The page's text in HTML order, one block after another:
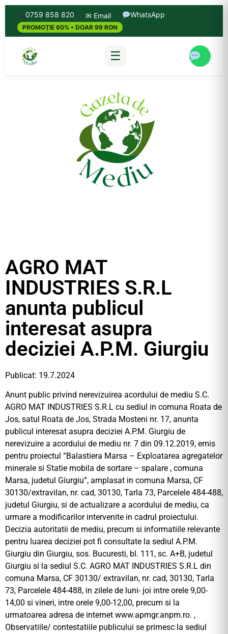
0759 858 820 ✉ Email WhatsApp
PROMOȚIE 60% • DOAR 99 RON
☰
AGRO MAT
INDUSTRIES S.R.L
anunta publicul
interesat asupra
deciziei A.P.M. Giurgiu
Publicat: 19.7.2024
Anunt public privind nerevizuirea acordului de mediu S.C.
AGRO MAT INDUSTRIES S.R.L cu sediul in comuna Roata de
Jos, satul Roata de Jos, Strada Mosteni nr. 17, anunta
publicul interesat asupra deciziei A.P.M. Giurgiu de
nerevizuire a acordului de mediu nr. 7 din 09.12.2019, emis
pentru proiectul “Balastiera Marsa – Exploatarea agregatelor
minerale si Statie mobila de sortare – spalare , comuna
Marsa, judetul Giurgiu”, amplasat in comuna Marsa, CF
30130/extravilan, nr. cad, 30130, Tarla 73, Parcelele 484-488,
judetul Giurgiu, si de actualizare a acordului de mediu, ca
urmare a modificarilor intervenite in cadrul proiectului.
Decizia autoritatii de mediu, precum si informatiile relevante
pentru luarea deciziei pot fi consultate la sediul A.P.M.
Giurgiu din Giurgiu, sos. Bucuresti, bl. 111, sc. A+B, judetul
Giurgiu si la sediul S.C. AGRO MAT INDUSTRIES S.R.L din
comuna Marsa, CF 30130/ extravilan, nr. cad, 30130, Tarla
73, Parcelele 484-488, in zilele de luni- joi intre orele 9,00-
14,00 si vineri, intre orele 9,00-12,00, precum si la
urmatoarea adresa de internet www.apmgr.anpm.ro. ,
Observatiile/ contestatiile publicului se primesc la sediul